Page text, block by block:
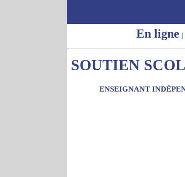
En ligne |
SOUTIEN
ENSEIGNANT